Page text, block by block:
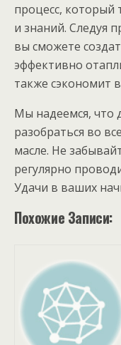
процесс, который
и знаний. Следуя
вы сможете
эффективно
также сэкономит
Мы надеемся, что
разобраться во
масле. Не
регулярно
Удачи в ваших
Похожие Записи: